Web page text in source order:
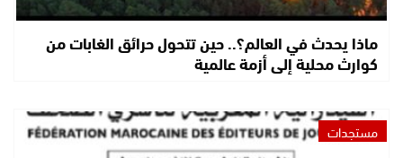
ماذا يحدث في العالم؟.. حين تتحول حرائق الغابات من
كوارث محلية إلى أزمة عالمية
مستجدات